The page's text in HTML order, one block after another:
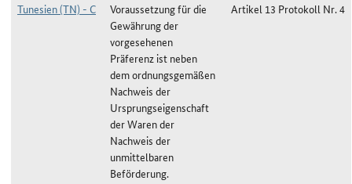
Tunesien (TN) - C
Voraussetzung für die
Gewährung der
vorgesehenen
Präferenz ist neben
dem ordnungsgemäßen
Nachweis der
Ursprungseigenschaft
der Waren der
Nachweis der
unmittelbaren
Beförderung.
Artikel 13 Protokoll Nr. 4